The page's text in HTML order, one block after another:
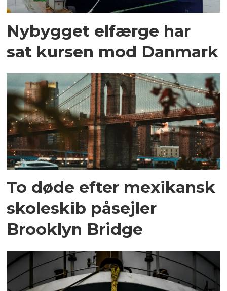
Nybygget elfærge har
sat kursen mod Danmark
To døde efter mexikansk
skoleskib påsejler
Brooklyn Bridge